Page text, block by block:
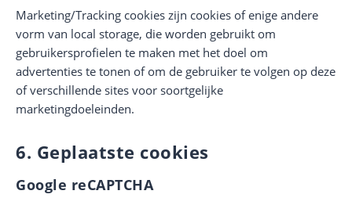
Marketing/Tracking cookies zijn cookies of enige andere
vorm van local storage, die worden gebruikt om
gebruikersprofielen te maken met het doel om
advertenties te tonen of om de gebruiker te volgen op deze
of verschillende sites voor soortgelijke
marketingdoeleinden.
6. Geplaatste cookies
Google reCAPTCHA